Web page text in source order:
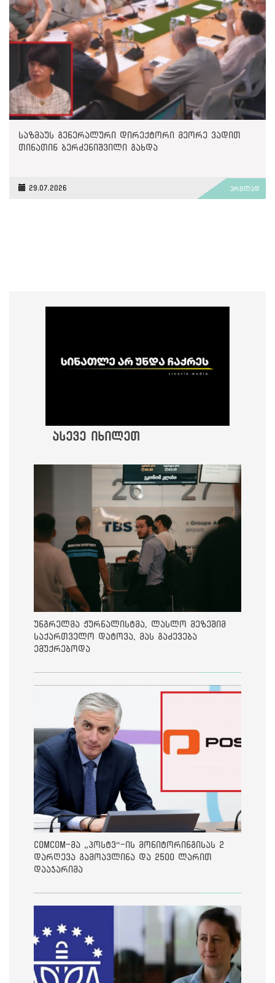
საზმაუს გენერალური დირექტორი მეორე ვადით
თინათინ ბერძენიშვილი გახდა
29.07.2026 ვრცლად
ასევე იხილეთ
უნგრელმა ჟურნალისტმა, ლასლო მეზეშიმ
საქართველო დატოვა, მას გაძევება
ემუქრებოდა
ComCom-მა „პოსტვ“-ის მონიტორინგისას 2
დარღევა გამოავლინა და 2500 ლარით
დააჯარიმა